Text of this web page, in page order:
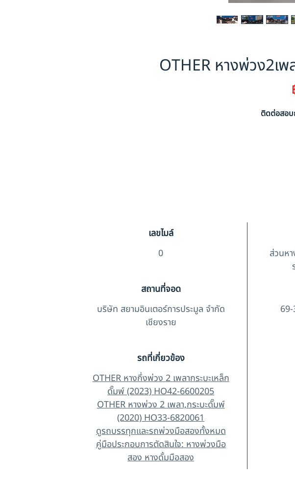
OTHER หางพ่วง2เ
ติดต่อสอบ
เลขไมล์
0
ส่วนห
สถานที่จอด
บริษัท สยามอินเตอร์การประมูล จำกัด
เชียงราย
รถที่เกี่ยวข้อง
OTHER หางกึ่งพ่วง 2 เพลากระบะเหล็ก
ดั๊มพ์ (2023) HO42-6600205
OTHER หางพ่วง 2 เพลา,กระบะดั๊มพ์
(2020) HO33-6820061
ดูรถบรรทุกและรถพ่วงมือสองทั้งหมด
คู่มือประกอบการตัดสินใจ: หางพ่วงมือ
สอง หางดั้มมือสอง